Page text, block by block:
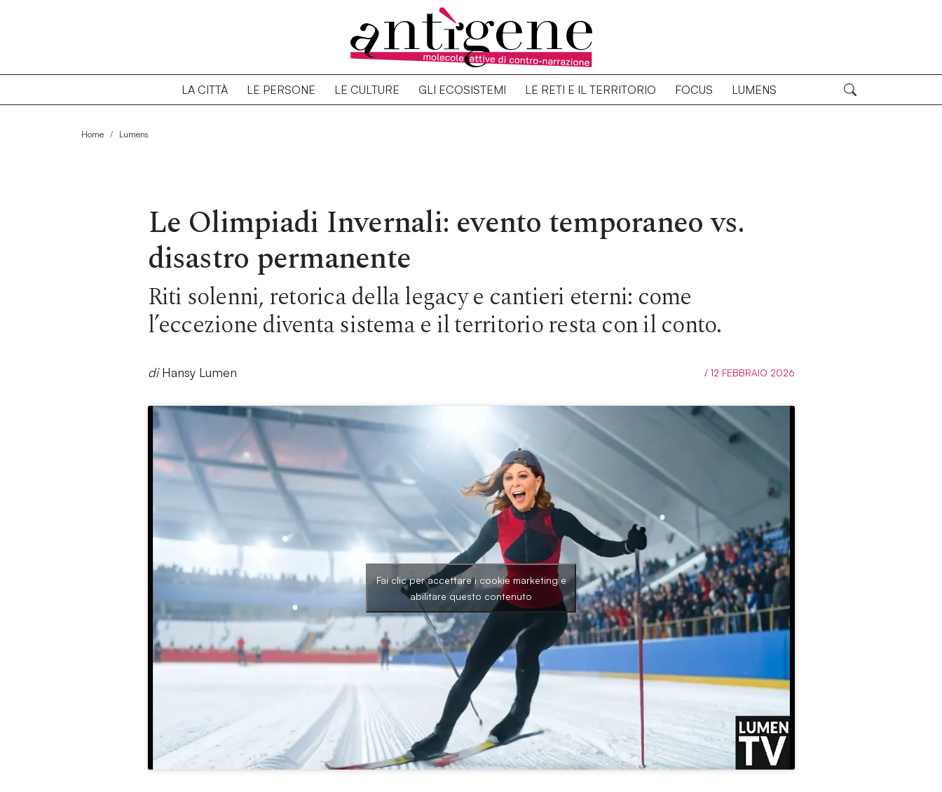
LA CITTÀ LE PERSONE LE CULTURE GLI ECOSISTEMI LE RETI E IL TERRITORIO FOCUS LUMENS
Home Lumens
Le Olimpiadi Invernali: evento temporaneo vs.
disastro permanente
Riti solenni, retorica della legacy e cantieri eterni: come
l’eccezione diventa sistema e il territorio resta con il conto.
diHansy Lumen / 12 FEBBRAIO 2026
Fai clic per accettare i cookie marketing e
abilitare questo contenuto